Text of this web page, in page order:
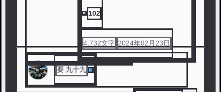
102
4,732文字 2024年02月23日
#ファンタジー #異世界転生 #謎解き
要 九十九